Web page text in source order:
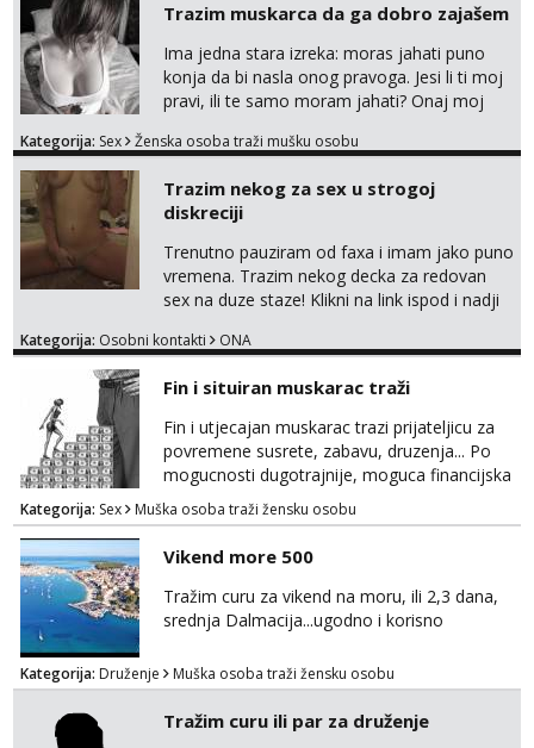
poljupce po tijelu koji me jako
pale,obozavam kad muskarac preuzme
kontrolu . javi se :) Klikni na link ispod i nadji
me tamo, cekam te!
Trazim muskarca da ga dobro zajašem
Ima jedna stara izreka: moras jahati puno
konja da bi nasla onog pravoga. Jesi li ti moj
pravi, ili te samo moram jahati? Onaj moj
na sexdater link i javi mi se tamo....
Kategorija: Sex Ženska osoba traži mušku osobu
Trazim nekog za sex u strogoj
diskreciji
Trenutno pauziram od faxa i imam jako puno
vremena. Trazim nekog decka za redovan
sex na duze staze! Klikni na link ispod i nadji
Kategorija: Osobni kontakti ONA
Fin i situiran muskarac traži
Fin i utjecajan muskarac trazi prijateljicu za
povremene susrete, zabavu, druzenja... Po
mogucnosti dugotrajnije, moguca financijska
potpora!
Kategorija: Sex Muška osoba traži žensku osobu
Vikend more 500
Tražim curu za vikend na moru, ili 2,3 dana,
srednja Dalmacija...ugodno i korisno
Kategorija: Druženje Muška osoba traži žensku osobu
Tražim curu ili par za druženje